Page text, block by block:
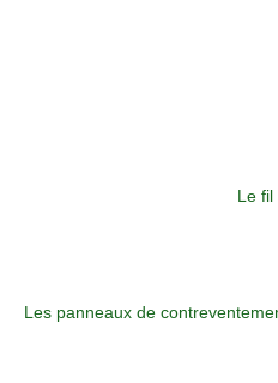
Le
Les panneaux de